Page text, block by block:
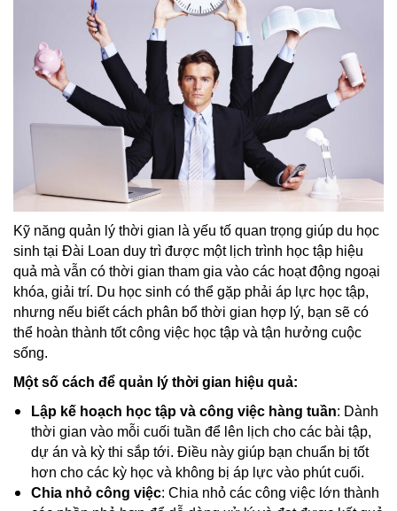
Kỹ năng quản lý thời gian là yếu tố quan trọng giúp du học
sinh tại Đài Loan duy trì được một lịch trình học tập hiệu
quả mà vẫn có thời gian tham gia vào các hoạt động ngoại
khóa, giải trí. Du học sinh có thể gặp phải áp lực học tập,
nhưng nếu biết cách phân bổ thời gian hợp lý, bạn sẽ có
thể hoàn thành tốt công việc học tập và tận hưởng cuộc
sống.
Một số cách để quản lý thời gian hiệu quả:
Lập kế hoạch học tập và công việc hàng tuần: Dành
thời gian vào mỗi cuối tuần để lên lịch cho các bài tập,
dự án và kỳ thi sắp tới. Điều này giúp bạn chuẩn bị tốt
hơn cho các kỳ học và không bị áp lực vào phút cuối.
Chia nhỏ công việc: Chia nhỏ các công việc lớn thành